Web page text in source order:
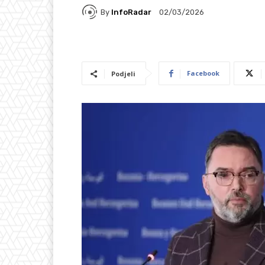
By InfoRadar 02/03/2026
Podjeli Facebook